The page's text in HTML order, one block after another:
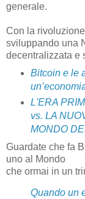
generale.
Con la
sviluppando una
decentralizzata e
Bitcoin e le
L'ERA
vs. LA
MONDO
Guardate che fa
uno al Mondo
che ormai in un
Quando un